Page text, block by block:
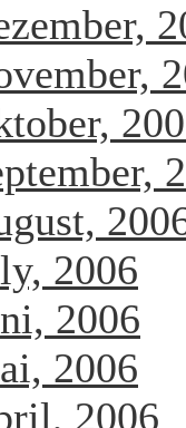
2006
2006
2006
2006